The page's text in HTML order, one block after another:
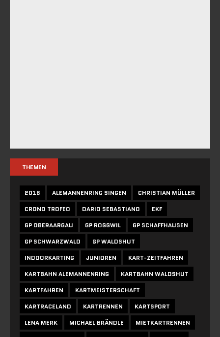
THEMEN
2018 ALEMANNENRING SINGEN
CHRISTIAN MÜLLER
CRONO TROFEO
DARIO SEBASTIANO
EKF
GP OBERAARGAU
GP ROGGWIL
GP SCHAFFHAUSEN
GP SCHWARZWALD
GP WALDSHUT
INDOORKARTING
JUNIOREN
KART-ZEITFAHREN
KARTBAHN ALEMANNENRING
KARTBAHN WALDSHUT
KARTFAHREN
KARTMEISTERSCHAFT
KARTRACELAND
KARTRENNEN
KARTSPORT
LENA MERK
MICHAEL BRÄNDLE
MIETKARTRENNEN